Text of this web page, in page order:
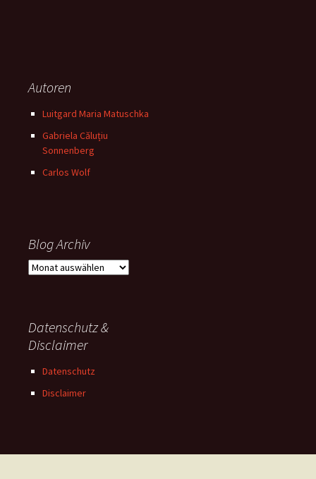
Autoren
Luitgard Maria Matuschka
Gabriela Căluțiu
Sonnenberg
Carlos Wolf
Blog Archiv
Blog
Datenschutz &
Disclaimer
Datenschutz
Disclaimer